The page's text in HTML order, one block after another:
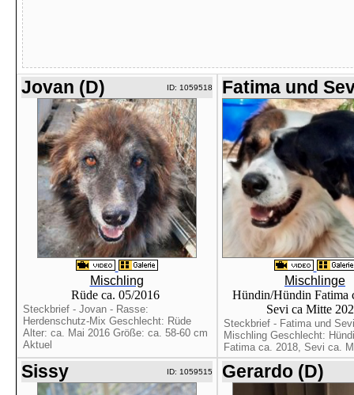
Jovan (D) ID: 1059518
Mischling
Rüde ca. 05/2016
Steckbrief - Jovan - Rasse:
Herdenschutz-Mix Geschlecht: Rüde
Alter: ca. Mai 2016 Größe: ca. 58-60 cm
Aktuel
Fatima und
Mischlinge
Hündin/Hündin Fatima
Sevi ca Mitte
Steckbrief - Fatima und
Mischling Geschlecht:
Fatima ca. 2018, Sevi ca.
Sissy ID: 1059515 Gerardo (D)